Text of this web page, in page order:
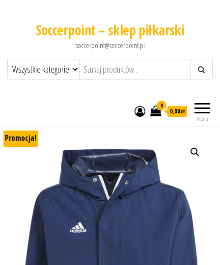
Soccerpoint – sklep piłkarski
soccerpoint@soccerpoint.pl
Menu
0
0,00zł
Promocja!